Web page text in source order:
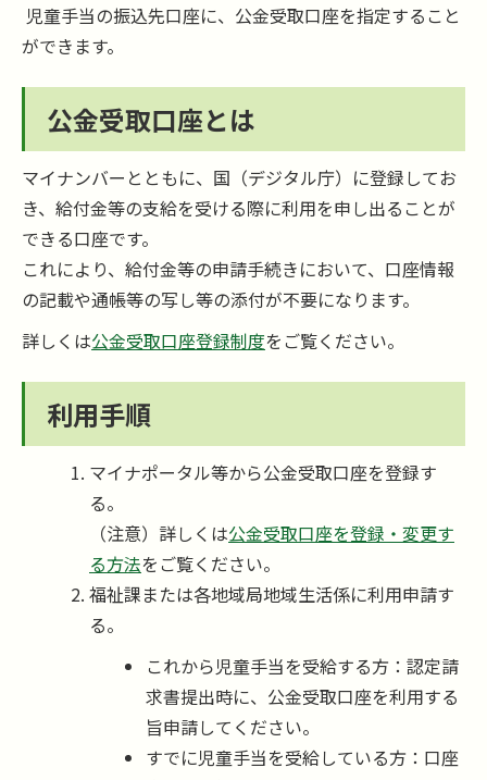
児童手当の振込先口座に、公金受取口座を指定すること
ができます。
公金受取口座とは
マイナンバーとともに、国（デジタル庁）に登録してお
き、給付金等の支給を受ける際に利用を申し出ることが
できる口座です。
これにより、給付金等の申請手続きにおいて、口座情報
の記載や通帳等の写し等の添付が不要になります。
詳しくは公金受取口座登録制度をご覧ください。
利用手順
マイナポータル等から公金受取口座を登録す
る。
（注意）詳しくは公金受取口座を登録・変更す
る方法をご覧ください。
福祉課または各地域局地域生活係に利用申請す
る。
これから児童手当を受給する方：認定請
求書提出時に、公金受取口座を利用する
旨申請してください。
すでに児童手当を受給している方：口座